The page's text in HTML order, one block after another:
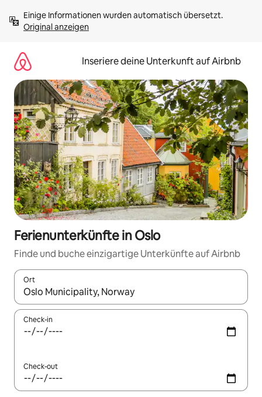
Inhalten
springenOriginal anzeigen
Inseriere deine Unterkunft auf Airbnb
Ferienunterkünfte in Oslo
Finde und buche einzigartige Unterkünfte auf Airbnb
Ort
Wenn Ergebnisse verfügbar sind, navigiere mit den
Check-in
Check-out